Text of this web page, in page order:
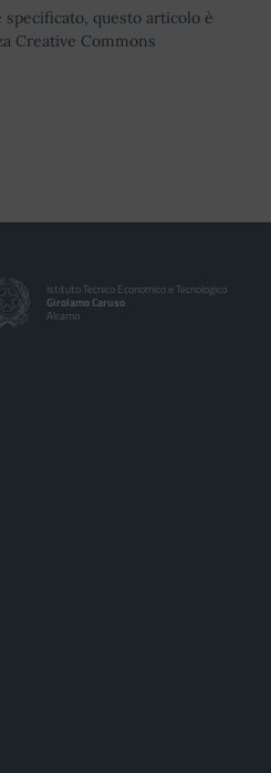
questo articolo è
Creative Commons
Istituto Tecnico Economico e Tecnologico
Girolamo Caruso
Alcamo